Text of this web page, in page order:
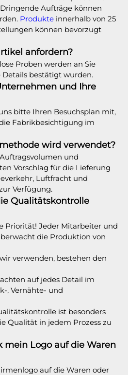
Aufträge können
Produkte innerhalb von 25
können bevorzugt
anfordern?
Proben werden an Sie
bestätigt wurden.
und Ihre
bitte Ihren Besuchsplan mit,
Fabrikbesichtigung im
wird verwendet?
und
Vorschlag für die Lieferung
Luftfracht und
Verfügung.
Qualitätskontrolle
Priorität! Jeder Mitarbeiter und
die Produktion von
verwenden, bestehen den
auf jedes Detail im
, Vernähte- und
ist besonders
Qualität in jedem Prozess zu
mein Logo auf die Waren
auf die Waren oder